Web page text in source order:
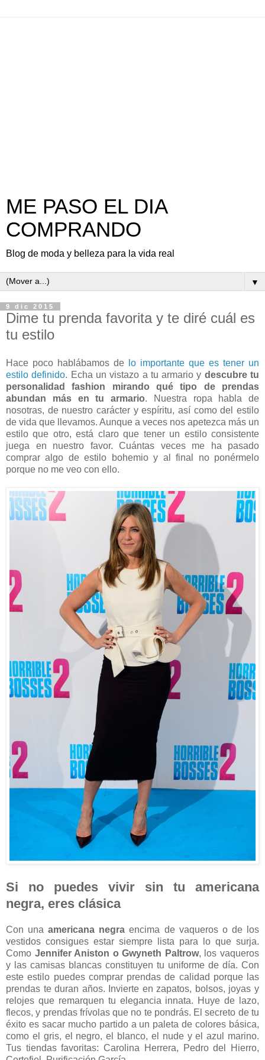
ME PASO EL DIA
COMPRANDO
Blog de moda y belleza para la vida real
▼
9 dic 2015
Dime tu prenda favorita y te diré cuál es
tu estilo
Hace poco hablábamos de
lo importante que es tener un
estilo definido. Echa un vistazo a tu armario y descubre tu
personalidad fashion mirando qué tipo de prendas
abundan más en tu armario. Nuestra ropa habla de
nosotras, de nuestro carácter y espíritu, así como del estilo
de vida que llevamos. Aunque a veces nos apetezca más un
estilo que otro, está claro que tener un estilo consistente
juega en nuestro favor. Cuántas veces me ha pasado
comprar algo de estilo bohemio y al final no ponérmelo
porque no me veo con ello.
Si no puedes vivir sin tu americana
negra, eres clásica
Con unaamericana negra encima de vaqueros o de los
vestidos consigues estar siempre lista para lo que surja.
Como Jennifer Aniston o Gwyneth Paltrow, los vaqueros
y las camisas blancas constituyen tu uniforme de día. Con
este estilo puedes comprar prendas de calidad porque las
prendas te duran años. Invierte en zapatos, bolsos, joyas y
relojes que remarquen tu elegancia innata. Huye de lazo,
flecos, y prendas frívolas que no te pondrás. El secreto de tu
éxito es sacar mucho partido a un paleta de colores básica,
como el gris, el negro, el blanco, el nude y el azul marino.
Tus tiendas favoritas: Carolina Herrera, Pedro del Hierro,